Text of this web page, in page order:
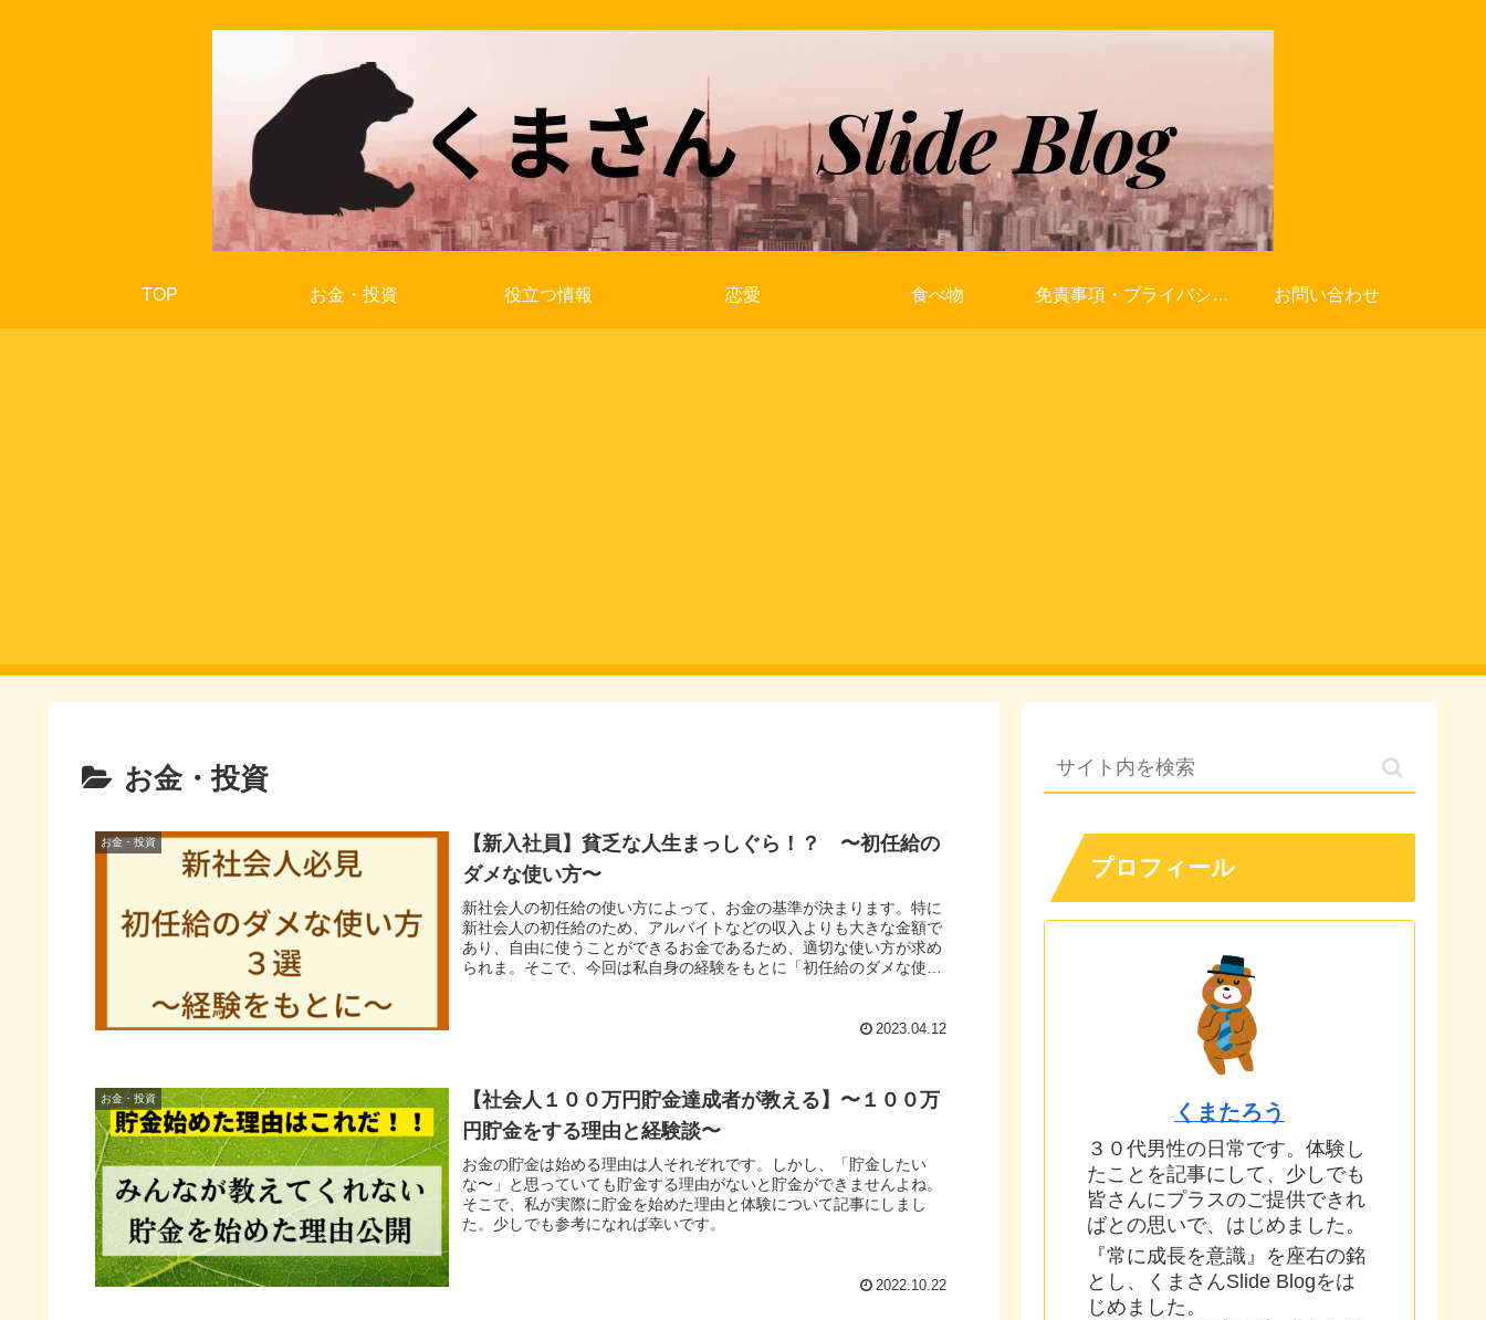
TOP お金・投資 役立つ情報 恋愛 食べ物 免責事項・プライバシーポリシー お問い合わせ
お金・投資
お金・投資
【新入社員】貧乏な人生まっしぐら！？ 〜初任給の
ダメな使い方〜
新社会人の初任給の使い方によって、お金の基準が決まります。特に
新社会人の初任給のため、アルバイトなどの収入よりも大きな金額で
あり、自由に使うことができるお金であるため、適切な使い方が求め
られま。そこで、今回は私自身の経験をもとに「初任給のダメな使い
2023.04.12
お金・投資
【社会人１００万円貯金達成者が教える】〜１００万
円貯金をする理由と経験談〜
お金の貯金は始める理由は人それぞれです。しかし、「貯金したい
な〜」と思っていても貯金する理由がないと貯金ができませんよね。
そこで、私が実際に貯金を始めた理由と体験について記事にしまし
た。少しでも参考になれば幸いです。
2022.10.22
プロフィール
くまたろう
３０代男性の日常です。体験し
たことを記事にして、少しでも
皆さんにプラスのご提供できれ
ばとの思いで、はじめました。
『常に成長を意識』を座右の銘
とし、くまさんSlide Blogをは
じめました。